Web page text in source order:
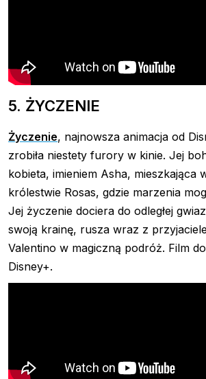
5. ŻYCZENIE
Życzenie, najnowsza animacja od
zrobiła niestety furory w kinie. Jej
kobieta, imieniem Asha, mieszkająca
królestwie Rosas, gdzie marzenia
Jej życzenie dociera do odległej
swoją krainę, rusza wraz z
Valentino w magiczną podróż. Film
Disney+.